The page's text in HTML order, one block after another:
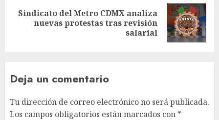
Sindicato del Metro CDMX analiza
nuevas protestas tras revisión
salarial
Deja un comentario
Tu dirección de correo electrónico no será publicada.
Los campos obligatorios están marcados con *